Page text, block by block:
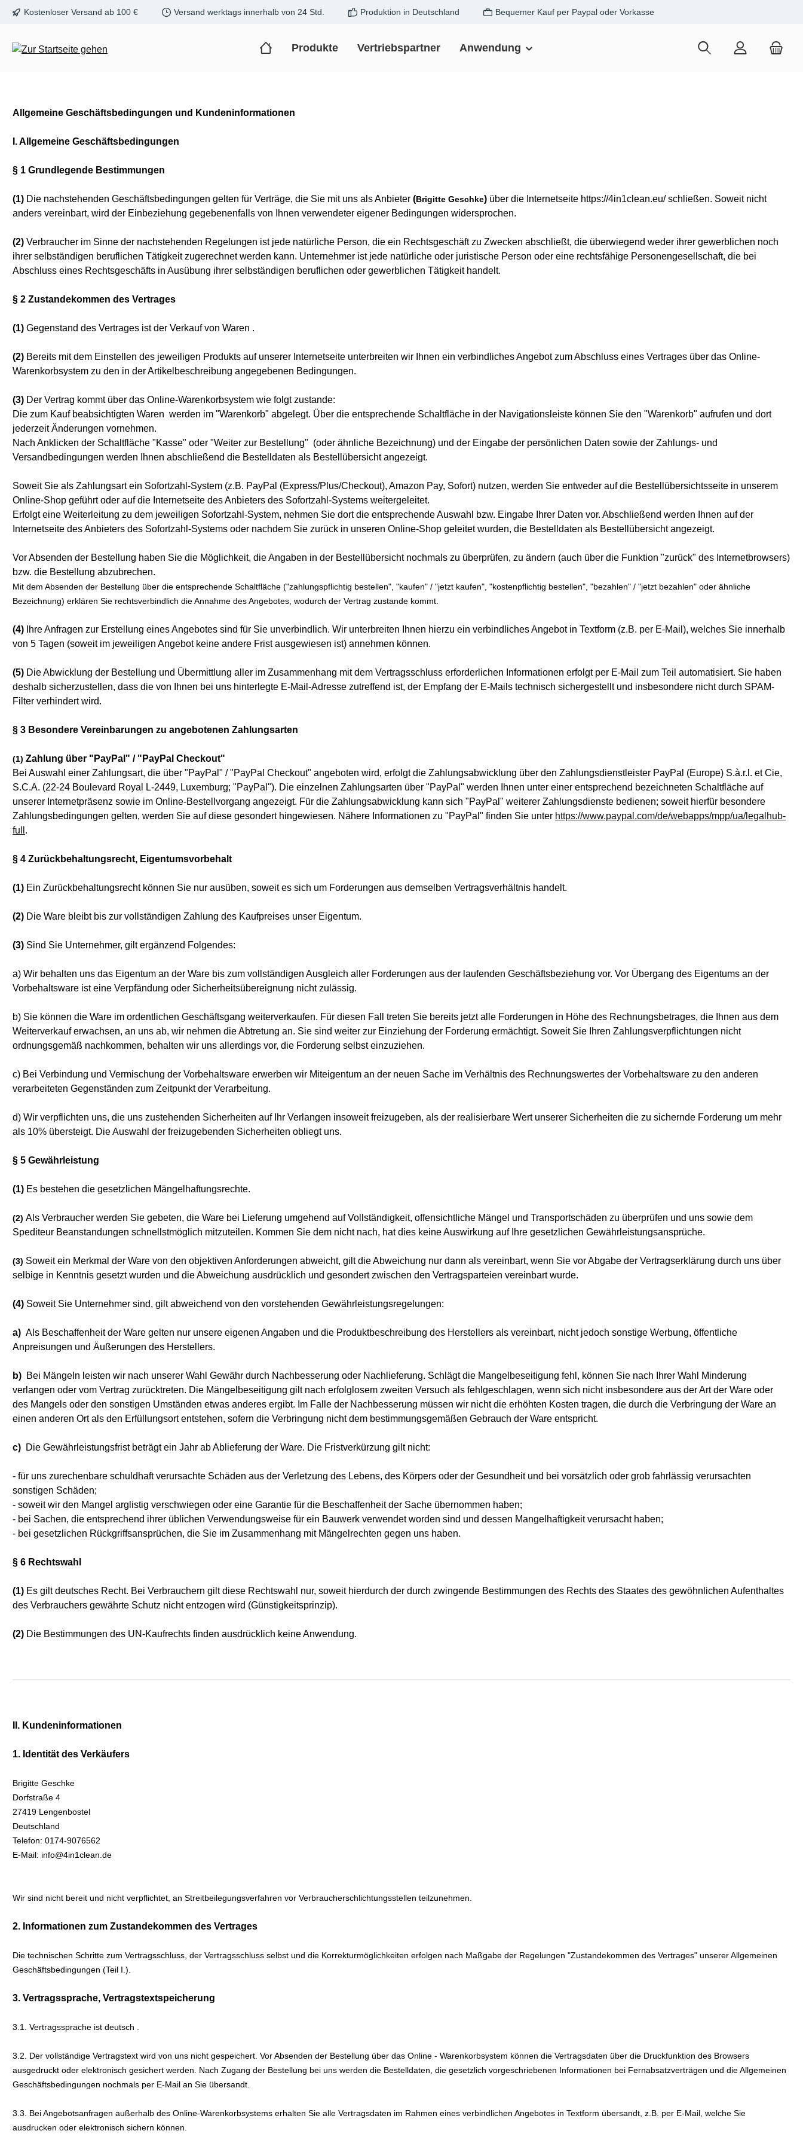
Hauptinhalt springen
Zur Suche springen
Zur Hauptnavigation springen
Kostenloser Versand ab 100 € Versand werktags innerhalb von 24 Std. Produktion in Deutschland Bequemer Kauf per Paypal oder Vorkasse
Produkte Vertriebspartner Anwendung
Allgemeine Geschäftsbedingungen und Kundeninformationen
I. Allgemeine Geschäftsbedingungen
§ 1 Grundlegende Bestimmungen
(1) Die nachstehenden Geschäftsbedingungen gelten für Verträge, die Sie mit uns als Anbieter (Brigitte Geschke) über die Internetseite https://4in1clean.eu/ schließen. Soweit nicht
anders vereinbart, wird der Einbeziehung gegebenenfalls von Ihnen verwendeter eigener Bedingungen widersprochen.
(2) Verbraucher im Sinne der nachstehenden Regelungen ist jede natürliche Person, die ein Rechtsgeschäft zu Zwecken abschließt, die überwiegend weder ihrer gewerblichen noch
ihrer selbständigen beruflichen Tätigkeit zugerechnet werden kann. Unternehmer ist jede natürliche oder juristische Person oder eine rechtsfähige Personengesellschaft, die bei
Abschluss eines Rechtsgeschäfts in Ausübung ihrer selbständigen beruflichen oder gewerblichen Tätigkeit handelt.
§ 2 Zustandekommen des Vertrages
(1) Gegenstand des Vertrages ist der Verkauf von Waren .
(2) Bereits mit dem Einstellen des jeweiligen Produkts auf unserer Internetseite unterbreiten wir Ihnen ein verbindliches Angebot zum Abschluss eines Vertrages über das Online-
Warenkorbsystem zu den in der Artikelbeschreibung angegebenen Bedingungen.
(3) Der Vertrag kommt über das Online-Warenkorbsystem wie folgt zustande:
Die zum Kauf beabsichtigten Waren werden im "Warenkorb" abgelegt. Über die entsprechende Schaltfläche in der Navigationsleiste können Sie den "Warenkorb" aufrufen und dort
jederzeit Änderungen vornehmen.
Nach Anklicken der Schaltfläche "Kasse" oder "Weiter zur Bestellung" (oder ähnliche Bezeichnung) und der Eingabe der persönlichen Daten sowie der Zahlungs- und
Versandbedingungen werden Ihnen abschließend die Bestelldaten als Bestellübersicht angezeigt.
Soweit Sie als Zahlungsart ein Sofortzahl-System (z.B. PayPal (Express/Plus/Checkout), Amazon Pay, Sofort) nutzen, werden Sie entweder auf die Bestellübersichtsseite in unserem
Online-Shop geführt oder auf die Internetseite des Anbieters des Sofortzahl-Systems weitergeleitet.
Erfolgt eine Weiterleitung zu dem jeweiligen Sofortzahl-System, nehmen Sie dort die entsprechende Auswahl bzw. Eingabe Ihrer Daten vor. Abschließend werden Ihnen auf der
Internetseite des Anbieters des Sofortzahl-Systems oder nachdem Sie zurück in unseren Online-Shop geleitet wurden, die Bestelldaten als Bestellübersicht angezeigt.
Vor Absenden der Bestellung haben Sie die Möglichkeit, die Angaben in der Bestellübersicht nochmals zu überprüfen, zu ändern (auch über die Funktion "zurück" des Internetbrowsers)
bzw. die Bestellung abzubrechen.
Mit dem Absenden der Bestellung über die entsprechende Schaltfläche ("zahlungspflichtig bestellen", "kaufen" / "jetzt kaufen", "kostenpflichtig bestellen", "bezahlen" / "jetzt bezahlen" oder ähnliche
Bezeichnung) erklären Sie rechtsverbindlich die Annahme des Angebotes, wodurch der Vertrag zustande kommt.
(4) Ihre Anfragen zur Erstellung eines Angebotes sind für Sie unverbindlich. Wir unterbreiten Ihnen hierzu ein verbindliches Angebot in Textform (z.B. per E-Mail), welches Sie innerhalb
von 5 Tagen (soweit im jeweiligen Angebot keine andere Frist ausgewiesen ist) annehmen können.
(5) Die Abwicklung der Bestellung und Übermittlung aller im Zusammenhang mit dem Vertragsschluss erforderlichen Informationen erfolgt per E-Mail zum Teil automatisiert. Sie haben
deshalb sicherzustellen, dass die von Ihnen bei uns hinterlegte E-Mail-Adresse zutreffend ist, der Empfang der E-Mails technisch sichergestellt und insbesondere nicht durch SPAM-
Filter verhindert wird.
§ 3 Besondere Vereinbarungen zu angebotenen Zahlungsarten
(1) Zahlung über "PayPal" / "PayPal Checkout"
Bei Auswahl einer Zahlungsart, die über "PayPal" / "PayPal Checkout" angeboten wird, erfolgt die Zahlungsabwicklung über den Zahlungsdienstleister PayPal (Europe) S.à.r.l. et Cie,
S.C.A. (22-24 Boulevard Royal L-2449, Luxemburg; "PayPal"). Die einzelnen Zahlungsarten über "PayPal" werden Ihnen unter einer entsprechend bezeichneten Schaltfläche auf
unserer Internetpräsenz sowie im Online-Bestellvorgang angezeigt. Für die Zahlungsabwicklung kann sich "PayPal" weiterer Zahlungsdienste bedienen; soweit hierfür besondere
Zahlungsbedingungen gelten, werden Sie auf diese gesondert hingewiesen. Nähere Informationen zu "PayPal" finden Sie unter https://www.paypal.com/de/webapps/mpp/ua/legalhub-
full .
§ 4 Zurückbehaltungsrecht, Eigentumsvorbehalt
(1) Ein Zurückbehaltungsrecht können Sie nur ausüben, soweit es sich um Forderungen aus demselben Vertragsverhältnis handelt.
(2) Die Ware bleibt bis zur vollständigen Zahlung des Kaufpreises unser Eigentum.
(3) Sind Sie Unternehmer, gilt ergänzend Folgendes:
a) Wir behalten uns das Eigentum an der Ware bis zum vollständigen Ausgleich aller Forderungen aus der laufenden Geschäftsbeziehung vor. Vor Übergang des Eigentums an der
Vorbehaltsware ist eine Verpfändung oder Sicherheitsübereignung nicht zulässig.
b) Sie können die Ware im ordentlichen Geschäftsgang weiterverkaufen. Für diesen Fall treten Sie bereits jetzt alle Forderungen in Höhe des Rechnungsbetrages, die Ihnen aus dem
Weiterverkauf erwachsen, an uns ab, wir nehmen die Abtretung an. Sie sind weiter zur Einziehung der Forderung ermächtigt. Soweit Sie Ihren Zahlungsverpflichtungen nicht
ordnungsgemäß nachkommen, behalten wir uns allerdings vor, die Forderung selbst einzuziehen.
c) Bei Verbindung und Vermischung der Vorbehaltsware erwerben wir Miteigentum an der neuen Sache im Verhältnis des Rechnungswertes der Vorbehaltsware zu den anderen
verarbeiteten Gegenständen zum Zeitpunkt der Verarbeitung.
d) Wir verpflichten uns, die uns zustehenden Sicherheiten auf Ihr Verlangen insoweit freizugeben, als der realisierbare Wert unserer Sicherheiten die zu sichernde Forderung um mehr
als 10% übersteigt. Die Auswahl der freizugebenden Sicherheiten obliegt uns.
§ 5 Gewährleistung
(1) Es bestehen die gesetzlichen Mängelhaftungsrechte.
(2) Als Verbraucher werden Sie gebeten, die Ware bei Lieferung umgehend auf Vollständigkeit, offensichtliche Mängel und Transportschäden zu überprüfen und uns sowie dem
Spediteur Beanstandungen schnellstmöglich mitzuteilen. Kommen Sie dem nicht nach, hat dies keine Auswirkung auf Ihre gesetzlichen Gewährleistungsansprüche.
(3) Soweit ein Merkmal der Ware von den objektiven Anforderungen abweicht, gilt die Abweichung nur dann als vereinbart, wenn Sie vor Abgabe der Vertragserklärung durch uns über
selbige in Kenntnis gesetzt wurden und die Abweichung ausdrücklich und gesondert zwischen den Vertragsparteien vereinbart wurde.
(4) Soweit Sie Unternehmer sind, gilt abweichend von den vorstehenden Gewährleistungsregelungen:
a) Als Beschaffenheit der Ware gelten nur unsere eigenen Angaben und die Produktbeschreibung des Herstellers als vereinbart, nicht jedoch sonstige Werbung, öffentliche
Anpreisungen und Äußerungen des Herstellers.
b) Bei Mängeln leisten wir nach unserer Wahl Gewähr durch Nachbesserung oder Nachlieferung. Schlägt die Mangelbeseitigung fehl, können Sie nach Ihrer Wahl Minderung
verlangen oder vom Vertrag zurücktreten. Die Mängelbeseitigung gilt nach erfolglosem zweiten Versuch als fehlgeschlagen, wenn sich nicht insbesondere aus der Art der Ware oder
des Mangels oder den sonstigen Umständen etwas anderes ergibt. Im Falle der Nachbesserung müssen wir nicht die erhöhten Kosten tragen, die durch die Verbringung der Ware an
einen anderen Ort als den Erfüllungsort entstehen, sofern die Verbringung nicht dem bestimmungsgemäßen Gebrauch der Ware entspricht.
c) Die Gewährleistungsfrist beträgt ein Jahr ab Ablieferung der Ware. Die Fristverkürzung gilt nicht:
- für uns zurechenbare schuldhaft verursachte Schäden aus der Verletzung des Lebens, des Körpers oder der Gesundheit und bei vorsätzlich oder grob fahrlässig verursachten
sonstigen Schäden;
- soweit wir den Mangel arglistig verschwiegen oder eine Garantie für die Beschaffenheit der Sache übernommen haben;
- bei Sachen, die entsprechend ihrer üblichen Verwendungsweise für ein Bauwerk verwendet worden sind und dessen Mangelhaftigkeit verursacht haben;
- bei gesetzlichen Rückgriffsansprüchen, die Sie im Zusammenhang mit Mängelrechten gegen uns haben.
§ 6 Rechtswahl
(1) Es gilt deutsches Recht. Bei Verbrauchern gilt diese Rechtswahl nur, soweit hierdurch der durch zwingende Bestimmungen des Rechts des Staates des gewöhnlichen Aufenthaltes
des Verbrauchers gewährte Schutz nicht entzogen wird (Günstigkeitsprinzip).
(2) Die Bestimmungen des UN-Kaufrechts finden ausdrücklich keine Anwendung.
II. Kundeninformationen
1. Identität des Verkäufers
Brigitte Geschke
Dorfstraße 4
27419 Lengenbostel
Deutschland
Telefon: 0174-9076562
E-Mail: info@4in1clean.de
Wir sind nicht bereit und nicht verpflichtet, an Streitbeilegungsverfahren vor Verbraucherschlichtungsstellen teilzunehmen.
2. Informationen zum Zustandekommen des Vertrages
Die technischen Schritte zum Vertragsschluss, der Vertragsschluss selbst und die Korrekturmöglichkeiten erfolgen nach Maßgabe der Regelungen "Zustandekommen des Vertrages" unserer Allgemeinen
Geschäftsbedingungen (Teil I.).
3. Vertragssprache, Vertragstextspeicherung
3.1. Vertragssprache ist deutsch
3.2. Der vollständige Vertragstext wird von uns nicht gespeichert. Vor Absenden der Bestellung über das Online - Warenkorbsystem können die Vertragsdaten über die Druckfunktion des Browsers
ausgedruckt oder elektronisch gesichert werden. Nach Zugang der Bestellung bei uns werden die Bestelldaten, die gesetzlich vorgeschriebenen Informationen bei Fernabsatzverträgen und die Allgemeinen
Geschäftsbedingungen nochmals per E-Mail an Sie übersandt.
3.3. Bei Angebotsanfragen außerhalb des Online-Warenkorbsystems erhalten Sie alle Vertragsdaten im Rahmen eines verbindlichen Angebotes in Textform übersandt, z.B. per E-Mail, welche Sie
ausdrucken oder elektronisch sichern können.